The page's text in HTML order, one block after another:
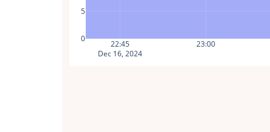
22:45
Dec 16, 2024
23:00
0
5